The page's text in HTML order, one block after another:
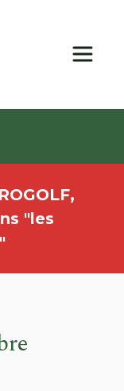
"les